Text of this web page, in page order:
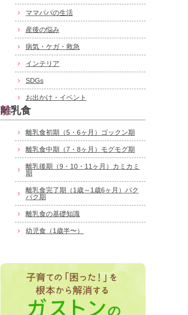
ママパパの生活
産後の悩み
病気・ケガ・救急
インテリア
SDGs
お出かけ・イベント
離乳食
離乳食初期（5・6ヶ月）ゴックン期
離乳食中期（7・8ヶ月）モグモグ期
離乳後期（9・10・11ヶ月）カミカミ
期
離乳食完了期（1歳～1歳6ヶ月）パク
パク期
離乳食の基礎知識
幼児食（1歳半〜）